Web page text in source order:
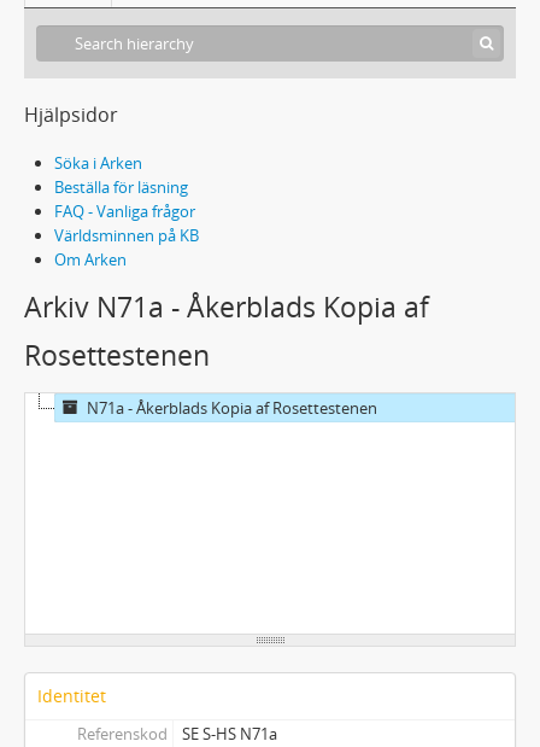
Hjälpsidor
Söka i Arken
Beställa för läsning
FAQ - Vanliga frågor
Världsminnen på KB
Om Arken
Arkiv N71a - Åkerblads Kopia af
Rosettestenen
N71a - Åkerblads Kopia af Rosettestenen
Identitet
Referenskod
SE S-HS N71a